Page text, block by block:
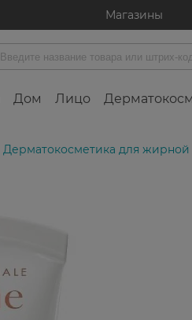
Магазины
Дом Лицо
Дерматокосметика для